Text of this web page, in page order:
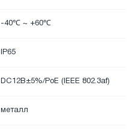
-40℃ ~ +60℃
IP65
DС12В±5%/PoE (IEEE 802.3af)
металл